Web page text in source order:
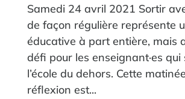
Samedi 24 avril 2021 Sortir
de façon régulière représente
éducative à part entière, mais
défi pour les enseignant·es qui
l’école du dehors. Cette
réflexion est...